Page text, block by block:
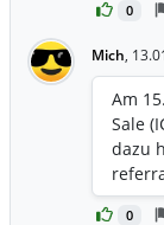
0
Mich,
0
Am
Sale
dazu